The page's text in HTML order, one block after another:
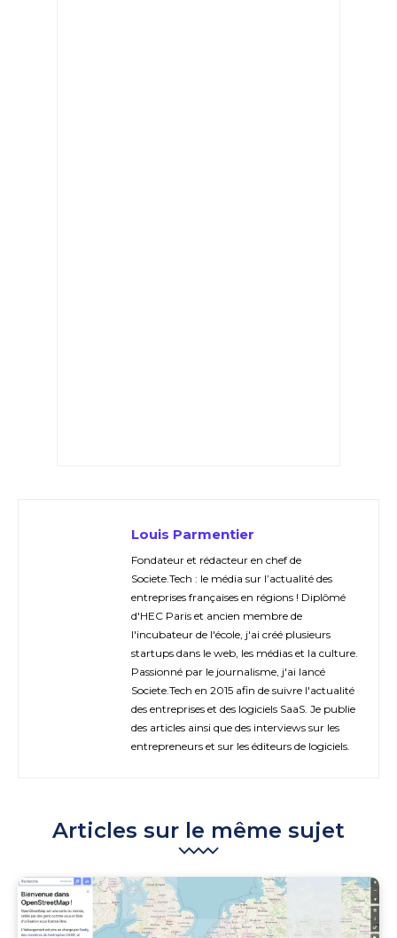
Louis Parmentier
Fondateur et rédacteur en chef de
Societe.Tech : le média sur l’actualité des
entreprises françaises en régions ! Diplômé
d'HEC Paris et ancien membre de
l'incubateur de l'école, j'ai créé plusieurs
startups dans le web, les médias et la culture.
Passionné par le journalisme, j'ai lancé
Societe.Tech en 2015 afin de suivre l'actualité
des entreprises et des logiciels SaaS. Je publie
des articles ainsi que des interviews sur les
entrepreneurs et sur les éditeurs de logiciels.
Articles sur le même sujet